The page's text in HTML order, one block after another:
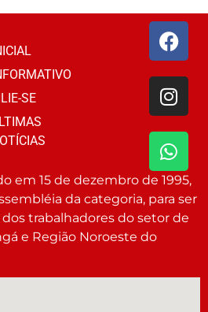
SE
em 15 de dezembro de 1995,
da categoria, para ser
trabalhadores do setor de
e Região Noroeste do